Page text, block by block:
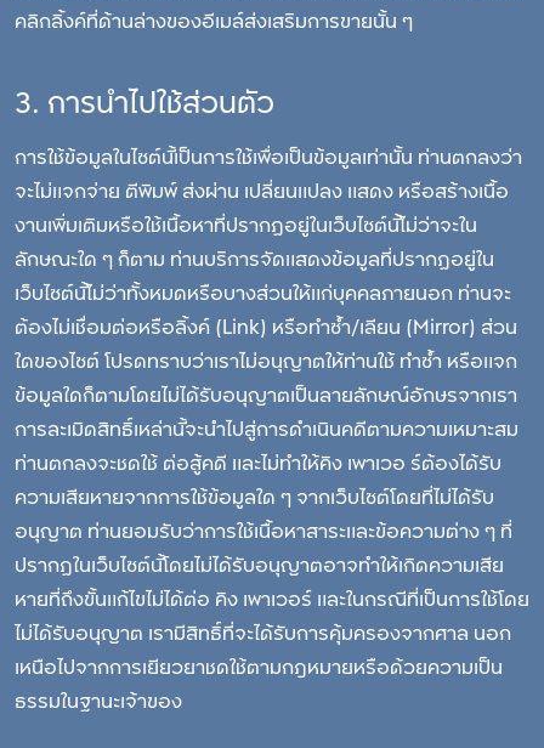
คลิกลิ้งค์ที่ด้านล่างของอีเมล์ส่งเสริมการขายนั้น ๆ
3. การนำไปใช้ส่วนตัว
การใช้ข้อมูลในไซต์นี้เป็นการใช้เพื่อเป็นข้อมูลเท่านั้น ท่านตกลงว่า
จะไม่แจกจ่าย ตีพิมพ์ ส่งผ่าน เปลี่ยนแปลง แสดง หรือสร้างเนื้อ
งานเพิ่มเติมหรือใช้เนื้อหาที่ปรากฏอยู่ในเว็บไซต์นี้ไม่ว่าจะใน
ลักษณะใด ๆ ก็ตาม ท่านบริการจัดแสดงข้อมูลที่ปรากฏอยู่ใน
เว็บไซต์นี้ไม่ว่าทั้งหมดหรือบางส่วนให้แก่บุคคลภายนอก ท่านจะ
ต้องไม่เชื่อมต่อหรือลิ้งค์ (Link) หรือทำซ้ำ/เลียน (Mirror) ส่วน
ใดของไซต์ โปรดทราบว่าเราไม่อนุญาตให้ท่านใช้ ทำซ้ำ หรือแจก
ข้อมูลใดก็ตามโดยไม่ได้รับอนุญาตเป็นลายลักษณ์อักษรจากเรา
การละเมิดสิทธิ์เหล่านี้จะนำไปสู่การดำเนินคดีตามความเหมาะสม
ท่านตกลงจะชดใช้ ต่อสู้คดี และไม่ทำให้คิง เพาเวอ ร์ต้องได้รับ
ความเสียหายจากการใช้ข้อมูลใด ๆ จากเว็บไซต์โดยที่ไม่ได้รับ
อนุญาต ท่านยอมรับว่าการใช้เนื้อหาสาระและข้อความต่าง ๆ ที่
ปรากฏในเว็บไซต์นี้โดยไม่ได้รับอนุญาตอาจทำให้เกิดความเสีย
หายที่ถึงขั้นแก้ไขไม่ได้ต่อ คิง เพาเวอร์ และในกรณีที่เป็นการใช้โดย
ไม่ได้รับอนุญาต เรามีสิทธิ์ที่จะได้รับการคุ้มครองจากศาล นอก
เหนือไปจากการเยียวยาชดใช้ตามกฎหมายหรือด้วยความเป็น
ธรรมในฐานะเจ้าของ